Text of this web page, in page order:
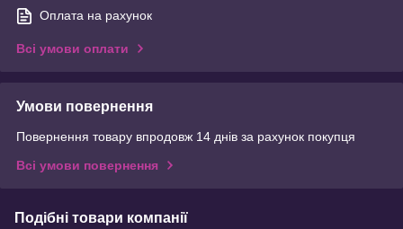
Оплата на рахунок
Всі умови оплати
Умови повернення
Повернення товару впродовж 14 днів за рахунок покупця
Всі умови повернення
Подібні товари компанії